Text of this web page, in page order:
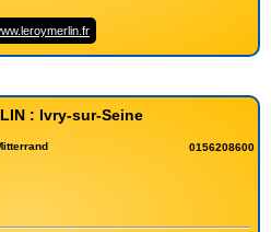
: Ivry-sur-Seine
0156208600